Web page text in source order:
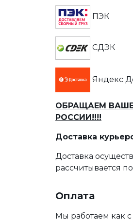
ПЭК
СДЭК
Яндекс
ОБРАЩАЕМ
РОССИИ!!!!
Доставка
Доставка
рассчитывается
Оплата
Мы работаем как